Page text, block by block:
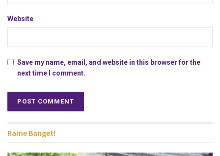
Website
Save my name, email, and website in this browser for the
next time I comment.
Rame Banget!